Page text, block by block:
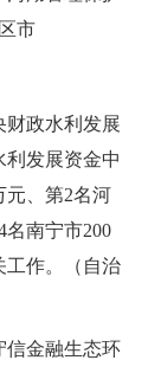
市
财政水利发展
发展资金中
元、第2名河
名南宁市200
工作。（自治
信金融生态环